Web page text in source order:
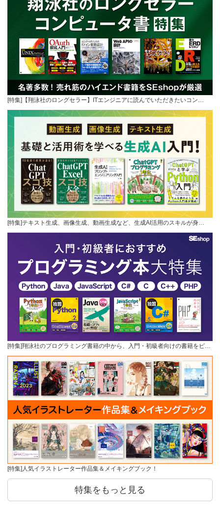
[特集]【翔泳社のロングセラー】ITエンジニアに読んでいただきたいコン…
[特集]テキスト生成、画像生成、動画生成など、生成AI活用のスキルが身…
[特集]翔泳社のプログラミング書籍の中から、入門・初級者向けの書籍をピ…
[特集]人気イラストレーター作品集＆メイキングブック！
特集をもっと見る